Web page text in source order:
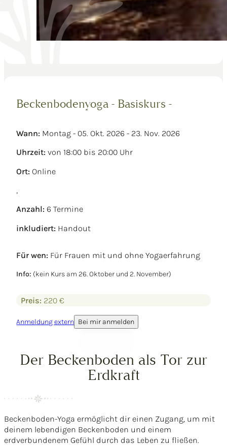
Beckenbodenyoga - Basiskurs -
Wann: Montag - 05. Okt. 2026 - 23. Nov. 2026
Uhrzeit: von 18:00 bis 20:00 Uhr
Ort: Online
,
Anzahl: 6 Termine
inkludiert: Handout
Für wen: Für Frauen mit und ohne Yogaerfahrung
Info: (kein Kurs am 26. Oktober und 2. November)
Preis: 220 €
Anmeldung extern Bei mir anmelden
Der Beckenboden als Tor zur
Erdkraft
Beckenboden-Yoga ermöglicht dir einen Zugang, um mit
deinem lebendigen Beckenboden und einem
erdverbundenem Gefühl durch das Leben zu fließen.